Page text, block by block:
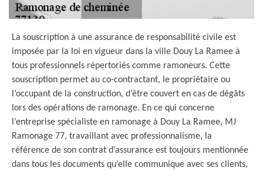
La souscription à une assurance de responsabilité civile est
imposée par la loi en vigueur dans la ville Douy La Ramee à
tous professionnels répertoriés comme ramoneurs. Cette
souscription permet au co-contractant, le propriétaire ou
l’occupant de la construction, d’être couvert en cas de dégâts
lors des opérations de ramonage. En ce qui concerne
l’entreprise spécialiste en ramonage à Douy La Ramee, MJ
Ramonage 77, travaillant avec professionnalisme, la
référence de son contrat d’assurance est toujours mentionnée
dans tous les documents qu’elle communique avec ses clients,